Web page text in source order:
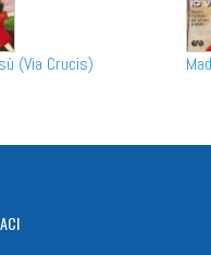
(Via Crucis)